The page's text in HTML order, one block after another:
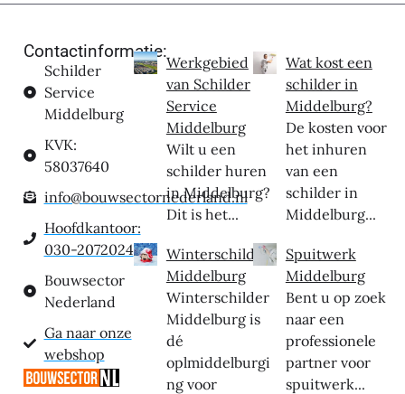
Contactinformatie:
Schilder
Service
Middelburg
KVK:
58037640
info@bouwsectornederland.nl
Hoofdkantoor:
030-2072024
Bouwsector
Nederland
Ga naar onze
webshop
Werkgebied
van Schilder
Service
Middelburg
Wilt u een
schilder huren
in Middelburg?
Dit is het...
Winterschilder
Middelburg
Winterschilder
Middelburg is
dé
oplmiddelburgi
ng voor
Wat kost een
schilder in
Middelburg?
De kosten voor
het inhuren
van een
schilder in
Middelburg...
Spuitwerk
Middelburg
Bent u op zoek
naar een
professionele
partner voor
spuitwerk...